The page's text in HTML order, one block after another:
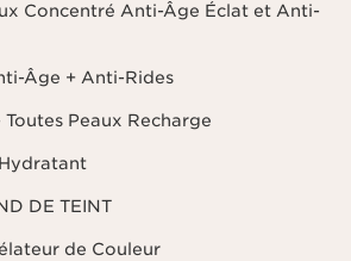
Concentré Anti-Âge Éclat et Anti-
Âge + Anti-Rides
Peaux Recharge
DE TEINT
de Couleur